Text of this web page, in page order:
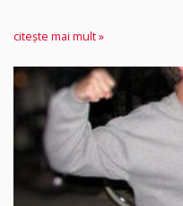
citește mai mult »